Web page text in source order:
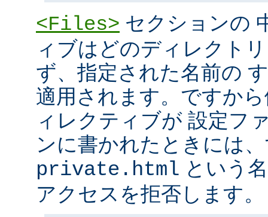
<Files> セクションの
ィブはどのディレクト
ず、指定された名前の
適用されます。ですか
ィレクティブが 設定フ
ンに書かれたときには
private.html という
アクセスを拒否します。